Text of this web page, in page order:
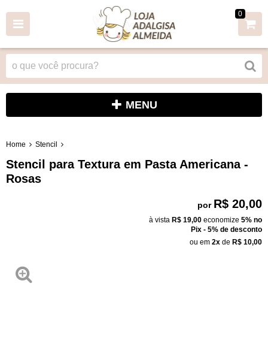
0
MENU
Home Stencil
Stencil para Textura em Pasta Americana -
Rosas
por R$ 20,00
à vista R$ 19,00 economize 5% no
Pix - 5% de desconto
ou em 2x de R$ 10,00